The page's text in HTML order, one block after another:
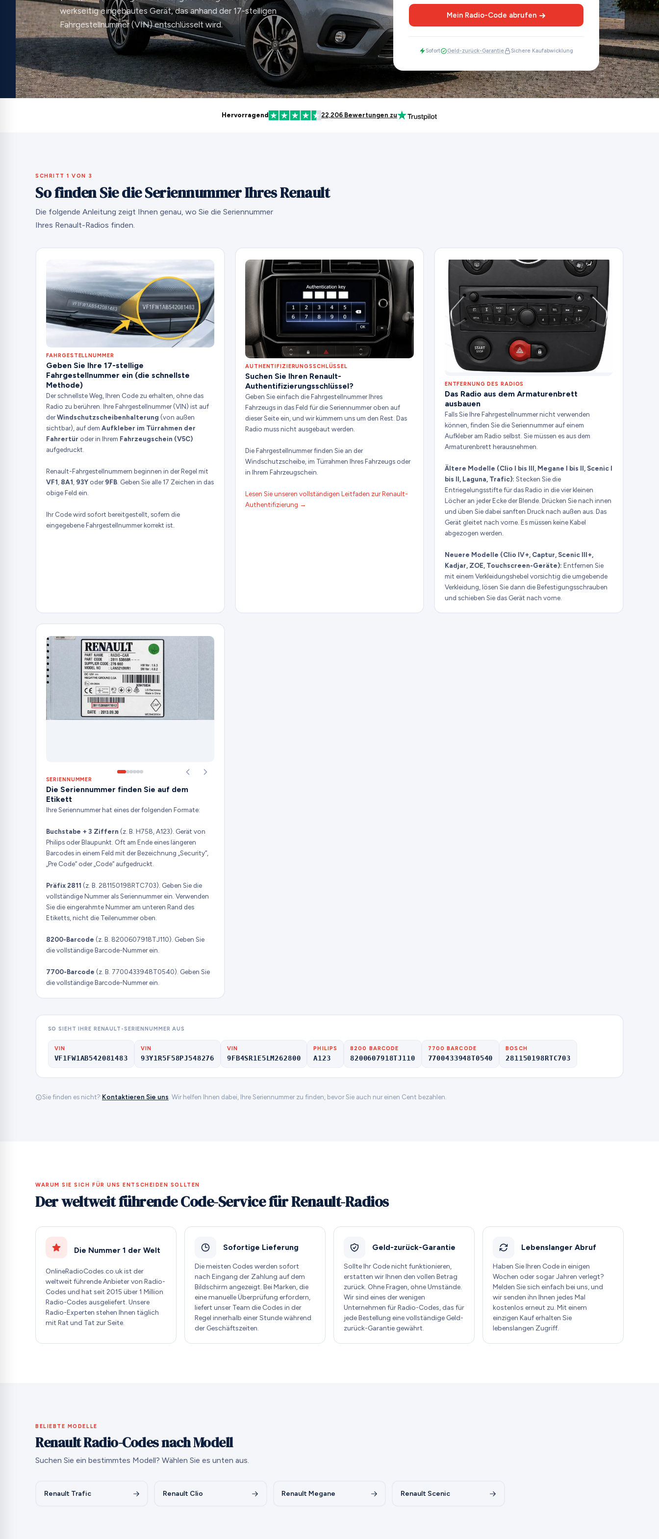
werkseitig eingebautes Gerät, das anhand der 17-stelligen
Fahrgestellnummer (VIN) entschlüsselt wird.
Mein Radio-Code abrufen
Sofort Geld-zurück-Garantie Sichere Kaufabwicklung
Hervorragend 22,206 Bewertungen zu
SCHRITT 1 VON 3
So finden Sie die Seriennummer Ihres Renault
Die folgende Anleitung zeigt Ihnen genau, wo Sie die Seriennummer
Ihres Renault-Radios finden.
FAHRGESTELLNUMMER
Geben Sie Ihre 17-stellige
Fahrgestellnummer ein (die schnellste
Methode)
Der schnellste Weg, Ihren Code zu erhalten, ohne das
Radio zu berühren. Ihre Fahrgestellnummer (VIN) ist auf
derWindschutzscheibenhalterung (von außen
sichtbar), auf dem Aufkleber im Türrahmen der
Fahrertür oder in Ihrem Fahrzeugschein (V5C)
aufgedruckt.
Renault-Fahrgestellnummern beginnen in der Regel mit
VF1 8A1 93Yoder9FB. Geben Sie alle 17 Zeichen in das
obige Feld ein.
Ihr Code wird sofort bereitgestellt, sofern die
eingegebene Fahrgestellnummer korrekt ist.
AUTHENTIFIZIERUNGSSCHLÜSSEL
Suchen Sie Ihren Renault-
Authentifizierungsschlüssel?
Geben Sie einfach die Fahrgestellnummer Ihres
Fahrzeugs in das Feld für die Seriennummer oben auf
dieser Seite ein, und wir kümmern uns um den Rest. Das
Radio muss nicht ausgebaut werden.
Die Fahrgestellnummer finden Sie an der
Windschutzscheibe, im Türrahmen Ihres Fahrzeugs oder
in Ihrem Fahrzeugschein.
Lesen Sie unseren vollständigen Leitfaden zur Renault-
Authentifizierung →
ENTFERNUNG DES RADIOS
Das Radio aus dem Armaturenbrett
ausbauen
Falls Sie Ihre Fahrgestellnummer nicht verwenden
können, finden Sie die Seriennummer auf einem
Aufkleber am Radio selbst. Sie müssen es aus dem
Armaturenbrett herausnehmen.
Ältere Modelle (Clio I bis III, Megane I bis II, Scenic I
bis II, Laguna, Trafic): Stecken Sie die
Entriegelungsstifte für das Radio in die vier kleinen
Löcher an jeder Ecke der Blende. Drücken Sie nach innen
und üben Sie dabei sanften Druck nach außen aus. Das
Gerät gleitet nach vorne. Es müssen keine Kabel
abgezogen werden.
Neuere Modelle (Clio IV+, Captur, Scenic III+,
Kadjar, ZOE, Touchscreen-Geräte): Entfernen Sie
mit einem Verkleidungshebel vorsichtig die umgebende
Verkleidung, lösen Sie dann die Befestigungsschrauben
und schieben Sie das Gerät nach vorne.
SERIENNUMMER
Die Seriennummer finden Sie auf dem
Etikett
Ihre Seriennummer hat eines der folgenden Formate:
Buchstabe + 3 Ziffern (z. B. H758, A123). Gerät von
Philips oder Blaupunkt. Oft am Ende eines längeren
Barcodes in einem Feld mit der Bezeichnung „Security“,
„Pre Code“ oder „Code“ aufgedruckt.
Präfix 2811 (z. B. 281150198RTC703). Geben Sie die
vollständige Nummer als Seriennummer ein. Verwenden
Sie die eingerahmte Nummer am unteren Rand des
Etiketts, nicht die Teilenummer oben.
8200-Barcode (z. B. 8200607918TJ110). Geben Sie
die vollständige Barcode-Nummer ein.
7700-Barcode (z. B. 7700433948T0540). Geben Sie
die vollständige Barcode-Nummer ein.
SO SIEHT IHRE RENAULT-SERIENNUMMER AUS
VIN
VF1FW1AB542081483
VIN
93Y1R5F58PJ548276
VIN
9FB4SR1E5LM262800
PHILIPS
A123
8200 BARCODE
8200607918TJ110
7700 BARCODE
7700433948T0540
BOSCH
281150198RTC703
Sie finden es nicht? Kontaktieren Sie uns. Wir helfen Ihnen dabei, Ihre Seriennummer zu finden, bevor Sie auch nur einen Cent bezahlen.
WARUM SIE SICH FÜR UNS ENTSCHEIDEN SOLLTEN
Der weltweit führende Code-Service für Renault-Radios
Die Nummer 1 der Welt
OnlineRadioCodes.co.uk ist der
weltweit führende Anbieter von Radio-
Codes und hat seit 2015 über 1 Million
Radio-Codes ausgeliefert. Unsere
Radio-Experten stehen Ihnen täglich
mit Rat und Tat zur Seite.
Sofortige Lieferung
Die meisten Codes werden sofort
nach Eingang der Zahlung auf dem
Bildschirm angezeigt. Bei Marken, die
eine manuelle Überprüfung erfordern,
liefert unser Team die Codes in der
Regel innerhalb einer Stunde während
der Geschäftszeiten.
Geld-zurück-Garantie
Sollte Ihr Code nicht funktionieren,
erstatten wir Ihnen den vollen Betrag
zurück. Ohne Fragen, ohne Umstände.
Wir sind eines der wenigen
Unternehmen für Radio-Codes, das für
jede Bestellung eine vollständige Geld-
zurück-Garantie gewährt.
Lebenslanger Abruf
Haben Sie Ihren Code in einigen
Wochen oder sogar Jahren verlegt?
Melden Sie sich einfach bei uns, und
wir senden ihn Ihnen jedes Mal
kostenlos erneut zu. Mit einem
einzigen Kauf erhalten Sie
lebenslangen Zugriff.
BELIEBTE MODELLE
Renault Radio-Codes nach Modell
Suchen Sie ein bestimmtes Modell? Wählen Sie es unten aus.
Renault Trafic Renault Clio Renault Megane Renault Scenic